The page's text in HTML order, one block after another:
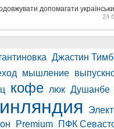
допомагати
24
Джастин
мышление
кофе люк Душанбе
Premium ПФК